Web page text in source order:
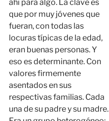
ahí para algo. La clave es
que por muy jóvenes que
fueran, con todas las
locuras típicas de la edad,
eran buenas personas. Y
eso es determinante. Con
valores firmemente
asentados en sus
respectivas familias. Cada
una de su padre y su madre.